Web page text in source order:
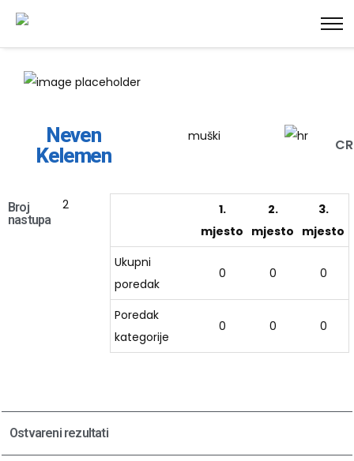
Neven
Kelemen
muški
Broj
nastupa
2
1.
mjesto
2.
mjesto
3.
mjesto
Ukupni
poredak
0 0 0
Poredak
kategorije
0 0 0
Ostvareni rezultati